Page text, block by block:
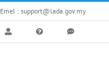
Emel : support@lada.gov.my